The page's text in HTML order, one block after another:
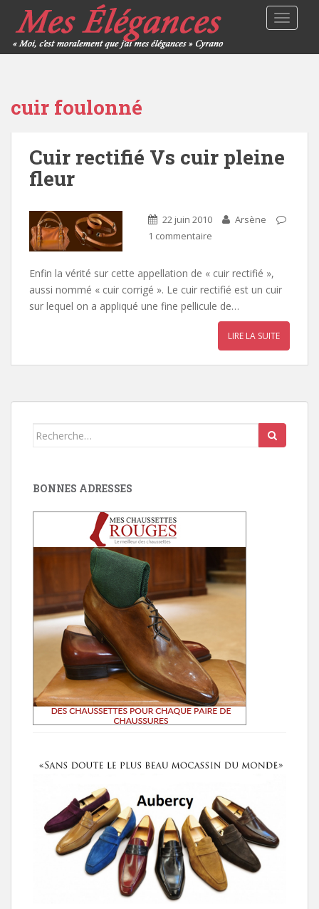
cuir foulonné
Cuir rectifié Vs cuir pleine
fleur
22 juin 2010
Arsène
1 commentaire
Enfin la vérité sur cette appellation de « cuir rectifié »,
aussi nommé « cuir corrigé ». Le cuir rectifié est un cuir
sur lequel on a appliqué une fine pellicule de…
LIRE LA SUITE
Search
BONNES ADRESSES